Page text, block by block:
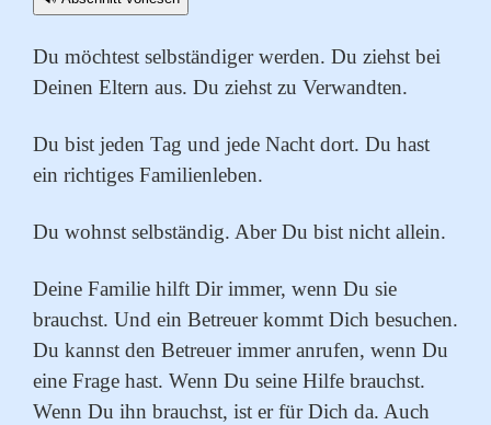
Du möchtest selbständiger werden. Du ziehst bei
Deinen Eltern aus. Du ziehst zu Verwandten.
Du bist jeden Tag und jede Nacht dort. Du hast
ein richtiges Familienleben.
Du wohnst selbständig. Aber Du bist nicht allein.
Deine Familie hilft Dir immer, wenn Du sie
brauchst. Und ein Betreuer kommt Dich besuchen.
Du kannst den Betreuer immer anrufen, wenn Du
eine Frage hast. Wenn Du seine Hilfe brauchst.
Wenn Du ihn brauchst, ist er für Dich da. Auch